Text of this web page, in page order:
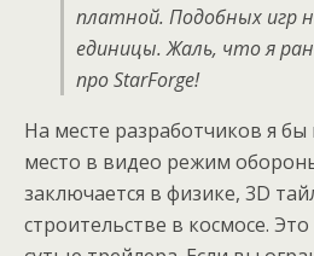
платной. Подобных игр
единицы. Жаль, что я
про StarForge!
На месте разработчиков я бы
место в видео режим
заключается в физике, 3D
строительстве в космосе.